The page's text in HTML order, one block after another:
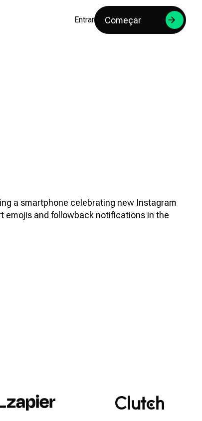
Entrar Começar